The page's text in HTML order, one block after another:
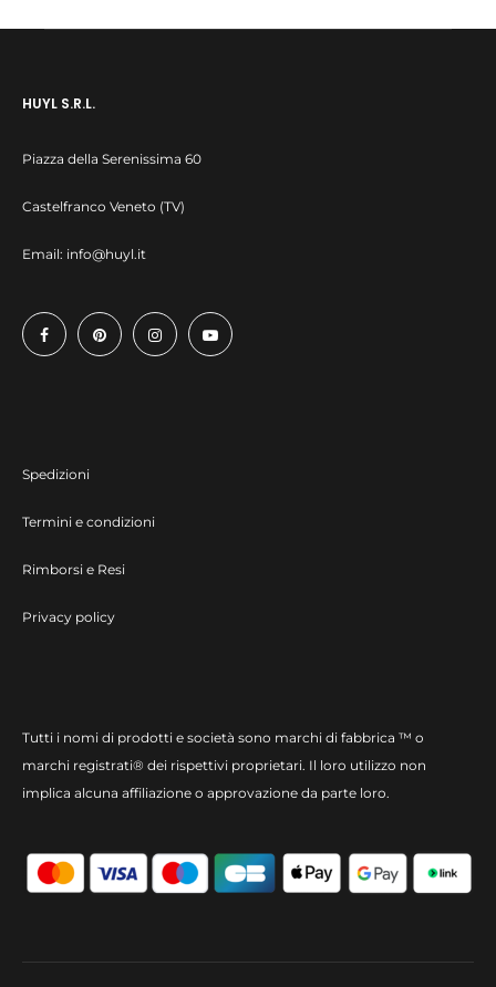
HUYL S.R.L.
Piazza della Serenissima 60
Castelfranco Veneto (TV)
Email: info@huyl.it
Spedizioni
Termini e condizioni
Rimborsi e Resi
Privacy policy
Tutti i nomi di prodotti e società sono marchi di fabbrica ™ o
marchi registrati® dei rispettivi proprietari. Il loro utilizzo non
implica alcuna affiliazione o approvazione da parte loro.